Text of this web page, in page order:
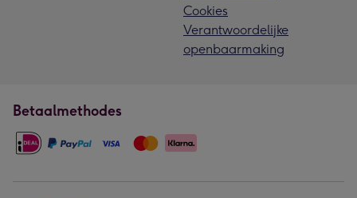
Cookies
Verantwoordelijke
openbaarmaking
Betaalmethodes